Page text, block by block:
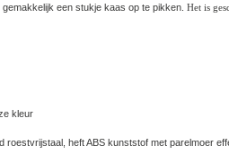
een stukje kaas op te pikken. Het is
kleur
roestvrijstaal, heft ABS kunststof met parelmoer